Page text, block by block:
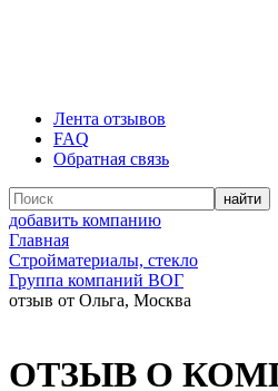
Лента отзывов
FAQ
Обратная связь
добавить компанию
Главная
Стройматериалы, стекло
Группа компаний ВОГ
отзыв от Ольга, Москва
ОТЗЫВ О